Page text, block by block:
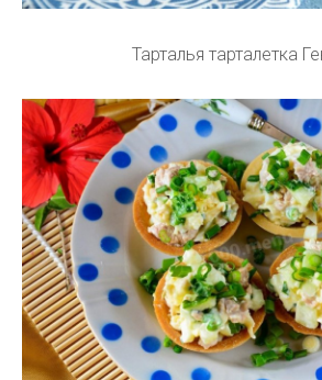
Тарталья тарталетка